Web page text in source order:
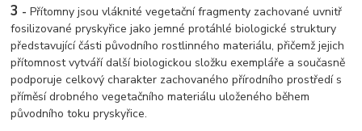
3 - Přítomny jsou vláknité vegetační fragmenty zachované uvnitř
fosilizované pryskyřice jako jemné protáhlé biologické struktury
představující části původního rostlinného materiálu, přičemž jejich
přítomnost vytváří další biologickou složku exempláře a současně
podporuje celkový charakter zachovaného přírodního prostředí s
příměsí drobného vegetačního materiálu uloženého během
původního toku pryskyřice.